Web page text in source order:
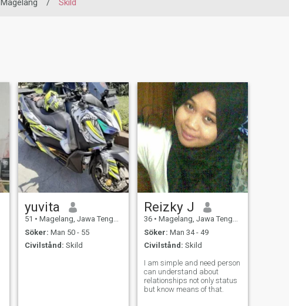
Magelang / Skild
yuvita
51 • Magelang, Jawa Tengah, Indonesien
Söker: Man 50 - 55
Civilstånd: Skild
Reizky J
36 • Magelang, Jawa Tengah, Indonesien
Söker: Man 34 - 49
Civilstånd: Skild
I am simple and need person
can understand about
relationships not only status
but know means of that.